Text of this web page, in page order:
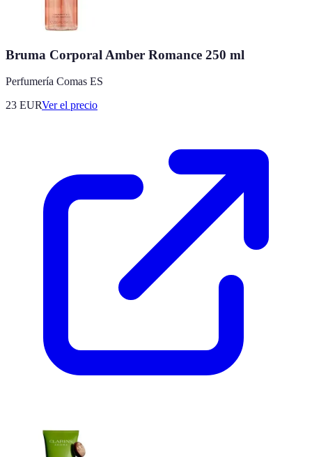
Bruma Corporal Amber Romance 250 ml
Perfumería Comas ES
23 EURVer el precio